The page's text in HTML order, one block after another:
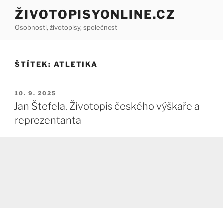
Přejít
obsahu
ŽIVOTOPISYONLINE.CZ
Osobnosti, životopisy, společnost
ŠTÍTEK: ATLETIKA
PUBLIKOVÁNO
10. 9. 2025
Jan Štefela. Životopis českého výškaře a
reprezentanta